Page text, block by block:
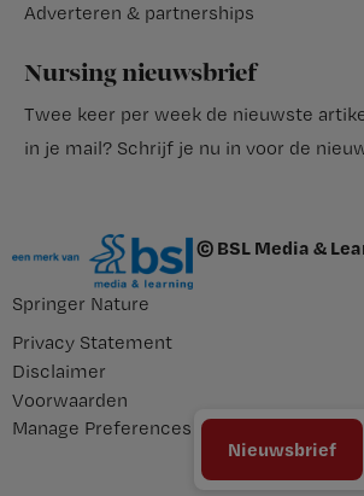
Nieuwsbrief
Adverteren & partnerships
Nursing nieuwsbrief
Twee keer per week de nieuwste
in je mail? Schrijf je nu in voor de
© BSL Media &
Springer Nature
Privacy Statement
Disclaimer
Voorwaarden
Manage Preferences